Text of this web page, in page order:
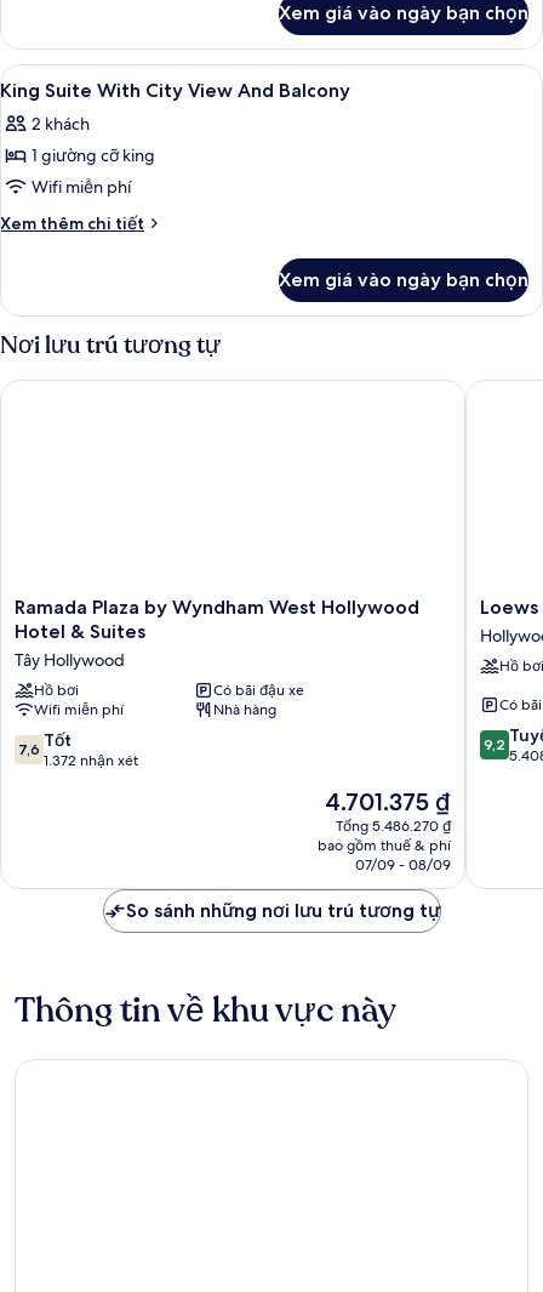
lực
(with
Sofabed)
View
and
Balcony
-
Non-
Smoking
King
Suite
with
City
View
and
Non-
Smoking
Xem giá vào ngày bạn chọn
Xem
tất
cả
ảnh
King
Suite
View
Balcony
Bộ đồ giường cao cấp, két bảo mật
8
King Suite With City View And Balcony
2 khách
1 giường cỡ king
Wifi miễn phí
Xem thêm chi tiết
Chi
King
Suite
With
City
View
Xem giá vào ngày bạn chọn
Nơi lưu trú tương tự
Ramada
Plaza
Wyndham
West
Hollywood
Hotel
&
Ramada Plaza by Wyndham West Hollywood
Hotel & Suites
Tây Hollywood
Hồ bơi
Có bãi đậu xe
Wifi miễn phí
Nhà hàng
7.6
trên
7,6 Tốt
1.372 nhận xét
Giá
hiện
tại
4.701.375 ₫
4.701.375 ₫
Tổng 5.486.270 ₫
bao gồm thuế & phí
07/09 - 08/09
Ramada Plaza by Wyndham West Hollywood Hotel & Suites
Loews
Hotel
Hồ bơi
Có
9.2
trên
xét
9,2
Loews
So sánh những nơi lưu trú tương tự
Thông tin về khu vực này